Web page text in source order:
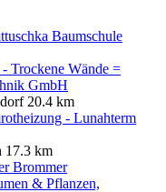
Baumschule
20.4 km
17.3 km